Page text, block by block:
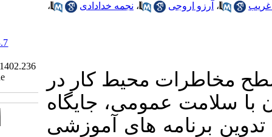
،نجمه خدادادی ،
کار در
جایگاه
‏های آموزشی
IR.MUMS.FHMPM.REC.1402.236
Clinical trials code: .